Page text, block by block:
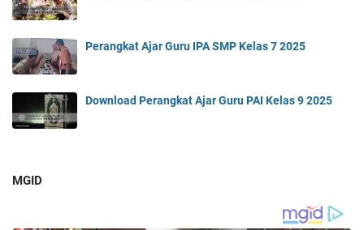
Perangkat Ajar Guru IPA SMP Kelas 7 2025
Download Perangkat Ajar Guru PAI Kelas 9 2025
MGID